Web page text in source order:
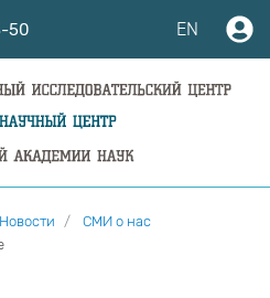
50 EN
Новости
СМИ о нас